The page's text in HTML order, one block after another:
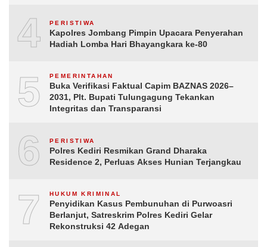
4 PERISTIWA
Kapolres Jombang Pimpin Upacara Penyerahan
Hadiah Lomba Hari Bhayangkara ke-80
5 PEMERINTAHAN
Buka Verifikasi Faktual Capim BAZNAS 2026–
2031, Plt. Bupati Tulungagung Tekankan
Integritas dan Transparansi
6 PERISTIWA
Polres Kediri Resmikan Grand Dharaka
Residence 2, Perluas Akses Hunian Terjangkau
7 HUKUM KRIMINAL
Penyidikan Kasus Pembunuhan di Purwoasri
Berlanjut, Satreskrim Polres Kediri Gelar
Rekonstruksi 42 Adegan